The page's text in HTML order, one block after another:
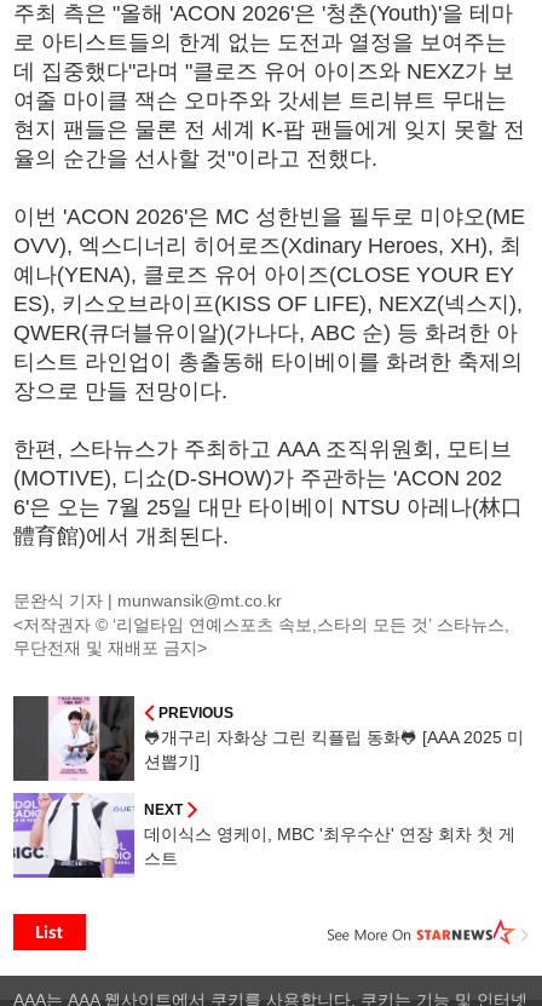
주최 측은 "올해 'ACON 2026'은 '청춘(Youth)'을 테마
로 아티스트들의 한계 없는 도전과 열정을 보여주는
데 집중했다"라며 "클로즈 유어 아이즈와 NEXZ가 보
여줄 마이클 잭슨 오마주와 갓세븐 트리뷰트 무대는
현지 팬들은 물론 전 세계 K-팝 팬들에게 잊지 못할 전
율의 순간을 선사할 것"이라고 전했다.
이번 'ACON 2026'은 MC 성한빈을 필두로 미야오(ME
OVV), 엑스디너리 히어로즈(Xdinary Heroes, XH), 최
예나(YENA), 클로즈 유어 아이즈(CLOSE YOUR EY
ES), 키스오브라이프(KISS OF LIFE), NEXZ(넥스지),
QWER(큐더블유이알)(가나다, ABC 순) 등 화려한 아
티스트 라인업이 총출동해 타이베이를 화려한 축제의
장으로 만들 전망이다.
한편, 스타뉴스가 주최하고 AAA 조직위원회, 모티브
(MOTIVE), 디쇼(D-SHOW)가 주관하는 'ACON 202
6'은 오는 7월 25일 대만 타이베이 NTSU 아레나(林口
體育館)에서 개최된다.
문완식 기자 | munwansik@mt.co.kr
<저작권자 © ‘리얼타임 연예스포츠 속보,스타의 모든 것’ 스타뉴스,
무단전재 및 재배포 금지>
PREVIOUS
🐸개구리 자화상 그린 킥플립 동화🐸 [AAA 2025 미
션뽑기]
NEXT
데이식스 영케이, MBC '최우수산' 연장 회차 첫 게
스트
AAA는 AAA 웹사이트에서 쿠키를 사용합니다. 쿠키는 기능 및 인터넷